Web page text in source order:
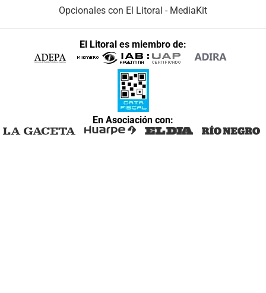
Opcionales con El Litoral - MediaKit
El Litoral es miembro de:
En Asociación con: